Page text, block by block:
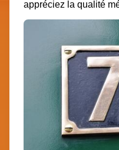
appréciez la qualité